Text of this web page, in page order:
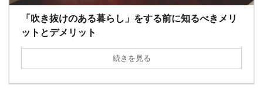
「吹き抜けのある暮らし」をする前に知るべきメリ
ットとデメリット
続きを見る